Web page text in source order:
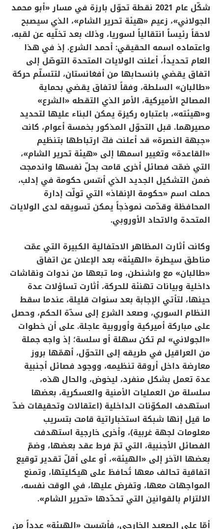
شكّل عام 2021 نقطة تحوّل بارزة في مسار «أبو محمد
الجولاني»، زعيم «هيئة تحرير الشام»، الذي سيصبح
لاحقاً رئيساً انتقالياً لسوريا، وذلك بعد تخلّيه عن لقبه،
واعتماده اسمه الحقيقي: أحمد الشرع. إذ في هذا
العام تحديداً، أعلنت الولايات المتحدة التوصّل إلى
اتفاق يقضي بانسحابها من أفغانستان، لتتسلّم حركة
«طالبان» السلطة، وفقاً لاتفاق يقضي بحماية
المصالح الأميركية، الأمر الذي التقطه «الشرع»
و«هيئته»، باعتباره ركيزة يمكن البناء عليها لتحديد
مصيرهما. قبل التحوّل المذكور بخمسة أعوام، كانت
«جبهة النصرة» قد أعلنت فكّ ارتباطها بتنظيم
«القاعدة» وتغيير اسمها إلى «هيئة تحرير الشام»،
التي ضمّت فصائل أخرى قامت بحلّ نفسها واندمجت
ضمن التشكيل الجديد الذي أسّس حكومة في إدلب،
حملت اسم «حكومة الإنقاذ» التي تولّت إدارة
المحافظة وقدّمت نموذجاً يمكن تسويقه لدى الولايات
المتحدة والاتحاد الأوروبي.
وكانت أثارت المظاهر الاحتفالية الكبيرة التي عمّت
مناطق سيطرة «الهيئة» بعد الإعلان عن اتفاق
«طالبان» مع واشنطن، وما تبعها من ندوات ونقاشات
داخلية وبيانات تهنئة للحركة، أثارت تساؤلات عدة
حينها، لتأتي الإجابة بعد سنوات قليلة، عندما سقط
النظام السوري، وصعد الشرع إلى سدّة الحكم، وحصل
على مباركة أميركية وأوروبية عاجلة. على أن خطوات
«الجولاني» لم تكن سهلة أو سلسة؛ إذ واجه جملة
من العراقيل في طريقه إلى التحوّل، أهمّها بروز
معارضة داخل أروقة تنظيمه، ووجود فصائل أجنبية
عدة تعمل بشكل منفرد، ليخوض، والحال هذه،
سلسلة من العمليات الأمنية والعسكرية، بعضها
استهدف المكوّنات الداخلية (اعتقالات وتحقيقات ضدّ
ما قيل إنها شبكة استخباراتية قامت بتسريب
معلومات لجهة غربية)، وأخرى خارجية استهدفت
الفصائل الأجنبية، التي تمّ فرط عقد بعضها، وضمّ
بعضها الآخر إلى «الهيئة»، أو على أقلّ تقدير توقيع
اتفاقية تحالف معها تُحافظ على هيكليتها، وتمنع
المواجهات معها، وتفرض عليها، في الوقت نفسه،
الالتزام بالقوانين التي تحدّدها «تحرير الشام».
أمّا على الصعيد الخارجي، فأسّست «الهيئة» عدداً من